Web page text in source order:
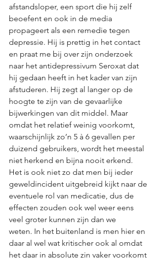
afstandsloper, een sport die hij zelf
beoefent en ook in de media
propageert als een remedie tegen
depressie. Hij is prettig in het contact
en praat me bij over zijn onderzoek
naar het antidepressivum Seroxat dat
hij gedaan heeft in het kader van zijn
afstuderen. Hij zegt al langer op de
hoogte te zijn van de gevaarlijke
bijwerkingen van dit middel. Maar
omdat het relatief weinig voorkomt,
waarschijnlijk zo’n 5 à 6 gevallen per
duizend gebruikers, wordt het meestal
niet herkend en bijna nooit erkend.
Het is ook niet zo dat men bij ieder
geweldincident uitgebreid kijkt naar de
eventuele rol van medicatie, dus de
effecten zouden ook wel weer eens
veel groter kunnen zijn dan we
weten. In het buitenland is men hier en
daar al wel wat kritischer ook al omdat
het daar in absolute zin vaker voorkomt